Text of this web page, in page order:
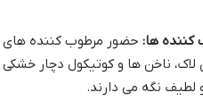
کننده ها: حضور مرطوب کننده های
ناخن ها و کوتیکول دچار خشکی
لطیف نگه می دارند.